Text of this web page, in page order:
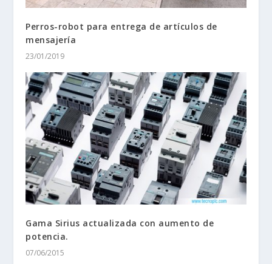
Perros-robot para entrega de artículos de
mensajería
23/01/2019
Gama Sirius actualizada con aumento de
potencia.
07/06/2015